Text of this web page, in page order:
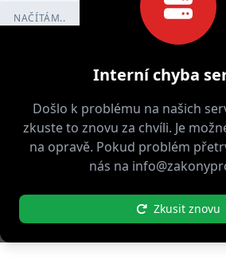
Interní chyba
Došlo k problému na našich
zkuste to znovu za chvíli. Je
na opravě. Pokud problém
nás na
Zkusit znovu
NAČÍTÁM..